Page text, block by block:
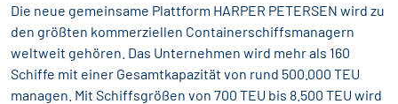
Die neue gemeinsame Plattform HARPER PETERSEN wird zu
den größten kommerziellen Containerschiffsmanagern
weltweit gehören. Das Unternehmen wird mehr als 160
Schiffe mit einer Gesamtkapazität von rund 500.000 TEU
managen. Mit Schiffsgrößen von 700 TEU bis 8.500 TEU wird